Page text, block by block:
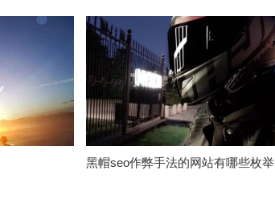
黑帽seo作弊手法的网站有哪些枚举